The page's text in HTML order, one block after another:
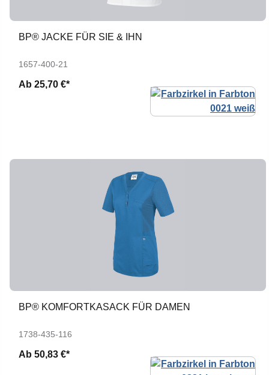
BP® JACKE FÜR SIE & IHN
1657-400-21
Ab 25,70 €*
BP® KOMFORTKASACK FÜR DAMEN
1738-435-116
Ab 50,83 €*